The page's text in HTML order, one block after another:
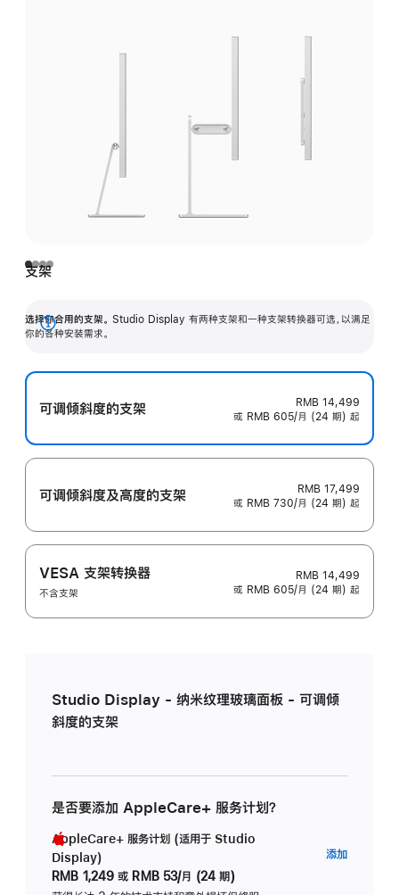
支架
选择你合用的支架。 Studio Display 有两种支架和一种支架转换器可选，以满足
你的各种安装需求。
展
可调倾斜度的支架
RMB 14,499
或 RMB 605/月 (24 期) 起
可调倾斜度及高‍度的支‍架
RMB 17,499
或 RMB 730/月 (24 期) 起
VESA 支架转换器
不含支架
RMB 14,499
或 RMB 605/月 (24 期) 起
Studio Display - 纳米纹理玻璃面板 - 可调倾
斜度的支架
是否要添加 AppleCare+ 服务计划？
AppleCare+ 服务计划 (适用于 Studio
Display)
RMB 1,249 或 RMB 53/月 (24 期)
添加